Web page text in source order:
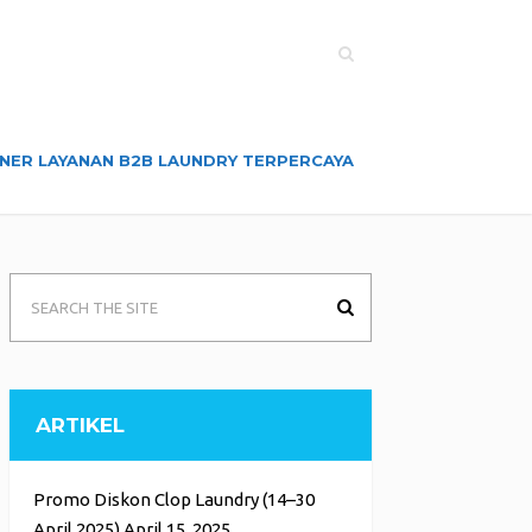
LAYANAN B2B LAUNDRY TERPERCAYA
ARTIKEL
Promo Diskon Clop Laundry (14–30